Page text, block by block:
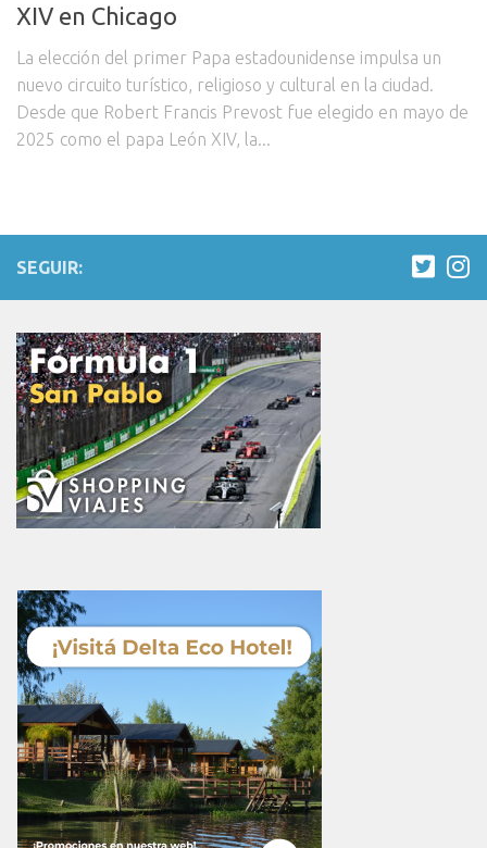
XIV en Chicago
La elección del primer Papa estadounidense impulsa un
nuevo circuito turístico, religioso y cultural en la ciudad.
Desde que Robert Francis Prevost fue elegido en mayo de
2025 como el papa León XIV, la...
SEGUIR: